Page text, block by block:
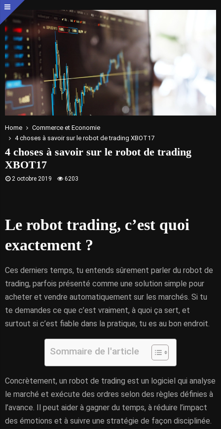
Home
Commerce et Economie
4 choses à savoir sur le robot de trading XBOT17
4 choses à savoir sur le robot de trading
XBOT17
2 octobre 2019 6203
Le robot trading, c’est quoi
exactement ?
Ces derniers temps, tu entends sûrement parler du robot de
trading, parfois présenté comme une solution simple pour
acheter et vendre automatiquement sur les marchés. Si tu
te demandes ce que c’est vraiment, à quoi ça sert, et
surtout si c’est fiable dans la pratique, tu es au bon endroit.
Sommaire de l'article
Concrètement, un robot de trading est un logiciel qui analyse
le marché et exécute des ordres selon des règles définies à
l’avance. Il peut aider à gagner du temps, à réduire l’impact
des émotions et à suivre une stratégie de façon disciplinée.